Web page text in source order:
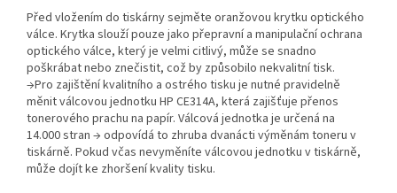
Před vložením do tiskárny sejměte oranžovou krytku optického
válce. Krytka slouží pouze jako přepravní a manipulační ochrana
optického válce, který je velmi citlivý, může se snadno
poškrábat nebo znečistit, což by způsobilo nekvalitní tisk.
→Pro zajištění kvalitního a ostrého tisku je nutné pravidelně
měnit válcovou jednotku HP CE314A, která zajišťuje přenos
tonerového prachu na papír. Válcová jednotka je určená na
14.000 stran → odpovídá to zhruba dvanácti výměnám toneru v
tiskárně. Pokud včas nevyměníte válcovou jednotku v tiskárně,
může dojít ke zhoršení kvality tisku.